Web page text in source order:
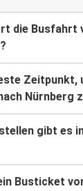
die Busfahrt
Zeitpunkt,
Nürnberg
gibt es
Busticket